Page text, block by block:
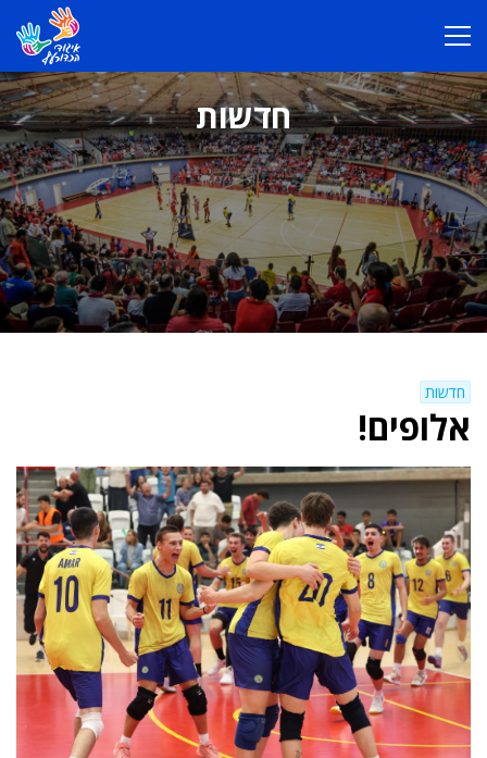
חדשות
חדשות
אלופים!